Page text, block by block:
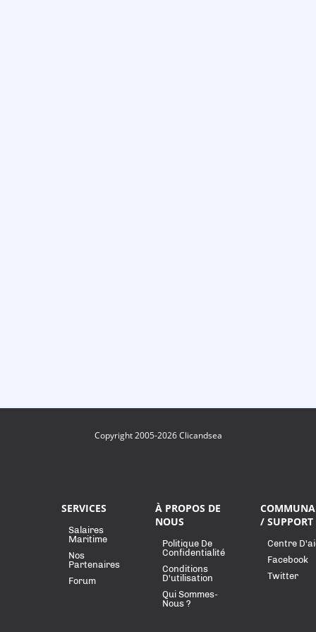
Copyright 2005-2026 Clicandsea
SERVICES
Salaires
Maritime
Nos
Partenaires
Forum
À PROPOS DE
NOUS
Politique De
Confidentialité
Conditions
D'utilisation
Qui Sommes-
Nous ?
/ SUPPORT
Centre
Facebook
Twitter